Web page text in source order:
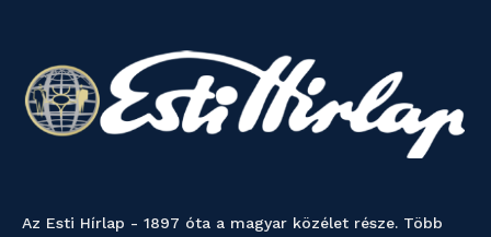
Az Esti Hírlap - 1897 óta a magyar közélet része. Több